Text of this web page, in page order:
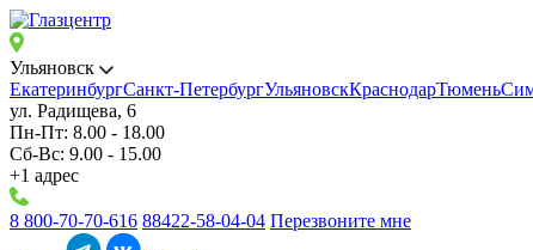
Ульяновск
ЕкатеринбургСанкт-ПетербургУльяновскКраснодарТюмень
ул. Радищева, 6
Пн-Пт: 8.00 - 18.00
Сб-Вс: 9.00 - 15.00
+1 адрес
8 800-70-70-616 88422-58-04-04 Перезвоните мне